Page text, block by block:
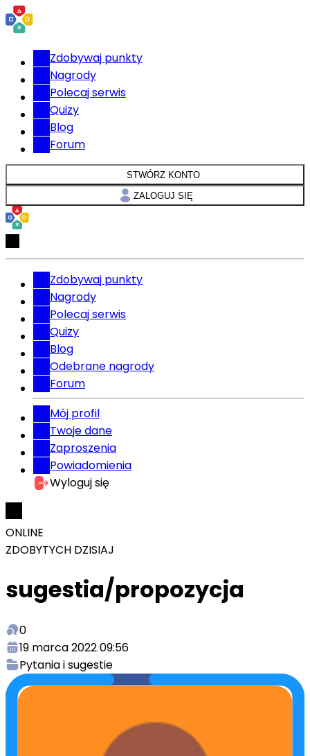
Zdobywaj punkty
Nagrody
Polecaj serwis
Quizy
Blog
Forum
STWÓRZ KONTO
ZALOGUJ SIĘ
Zdobywaj punkty
Nagrody
Polecaj serwis
Quizy
Blog
Odebrane nagrody
Forum
Mój profil
Twoje dane
Zaproszenia
Powiadomienia
Wyloguj się
ONLINE
ZDOBYTYCH DZISIAJ
sugestia/propozycja
0
19 marca 2022 09:56
Pytania i sugestie